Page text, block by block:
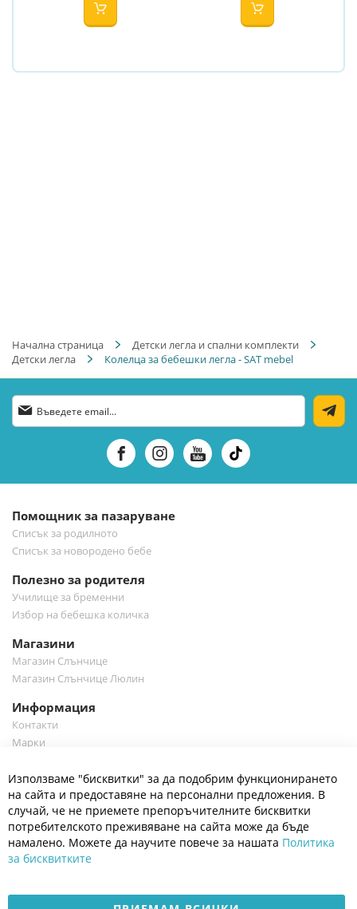
Начална страница
Детски легла и спални комплекти
Детски легла
Колелца за бебешки легла - SAT mebel
Абонирай
се
бюлетин:
Помощник за пазаруване
Списък за родилното
Списък за новородено бебе
Полезно за родителя
Училище за бременни
Избор на бебешка количка
Магазини
Магазин Слънчице
Магазин Слънчице Люлин
Информация
Контакти
Марки
Полезно
Общи условия
Политика за поверителност
Платформа за OPC
Доставка и плащане
Използваме "бисквитки" за да подобрим функционирането
на сайта и предоставяне на персонални предложения. В
случай, че не приемете препоръчителните бисквитки
потребителското преживяване на сайта може да бъде
намалено. Можете да научите повече за нашата Политика
за бисквитките